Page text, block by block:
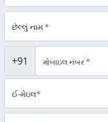
છેલ્લું નામ*
+91 મોબાઇલ નંબર*
ઈ-મેઇલ*